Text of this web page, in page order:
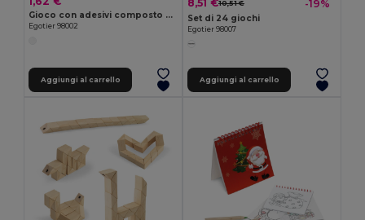
Gioco con adesivi composto da sei fogli
Egotier 98002
Aggiungi al carrello
8,51 €10,51 € -19%
Set di 24 giochi
Egotier 98007
Aggiungi al carrello